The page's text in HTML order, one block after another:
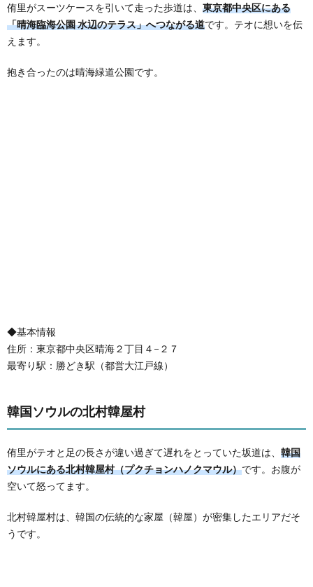
侑里がスーツケースを引いて走った歩道は、 東京都中央区にある
「晴海臨海公園 水辺のテラス」へつながる道です。テオに想いを伝
えます。
抱き合ったのは晴海緑道公園です。
◆基本情報
住所：東京都中央区晴海２丁目４−２７
最寄り駅：勝どき駅（都営大江戸線）
韓国ソウルの北村韓屋村
侑里がテオと足の長さが違い過ぎて遅れをとっていた坂道は、 韓国
ソウルにある北村韓屋村（プクチョンハノクマウル）です。お腹が
空いて怒ってます。
北村韓屋村は、韓国の伝統的な家屋（韓屋）が密集したエリアだそ
うです。